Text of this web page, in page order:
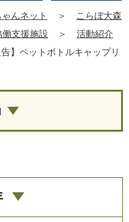
んネット ＞
こらぼ大森
支援施設
＞
活動紹介
告】ペットボトルキャップリ